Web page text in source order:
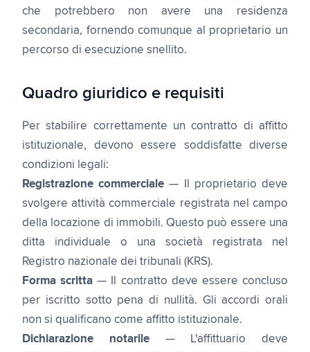
che potrebbero non avere una residenza
secondaria, fornendo comunque al proprietario un
percorso di esecuzione snellito.
Quadro giuridico e requisiti
Per stabilire correttamente un contratto di affitto
istituzionale, devono essere soddisfatte diverse
condizioni legali:
Registrazione commerciale — Il proprietario deve
svolgere attività commerciale registrata nel campo
della locazione di immobili. Questo può essere una
ditta individuale o una società registrata nel
Registro nazionale dei tribunali (KRS).
Forma scritta — Il contratto deve essere concluso
per iscritto sotto pena di nullità. Gli accordi orali
non si qualificano come affitto istituzionale.
Dichiarazione notarile— L'affittuario deve